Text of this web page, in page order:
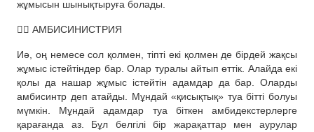
жұмысын шынықтыруға болады.
✍🏻 АМБИСИНИСТРИЯ
Иә, оң немесе сол қолмен, тіпті екі қолмен де бірдей жақсы
жұмыс істейтіндер бар. Олар туралы айтып өттік. Алайда екі
қолы да нашар жұмыс істейтін адамдар да бар. Оларды
амбисинтр деп атайды. Мұндай «қисықтық» туа бітті болуы
мүмкін. Мұндай адамдар туа біткен амбидекстерлерге
қарағанда аз. Бұл белгілі бір жарақаттар мен аурулар